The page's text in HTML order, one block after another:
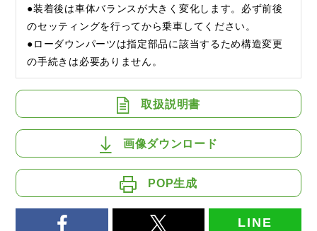
●装着後は車体バランスが大きく変化します。必ず前後
のセッティングを行ってから乗車してください。
●ローダウンパーツは指定部品に該当するため構造変更
の手続きは必要ありません。
取扱説明書
画像ダウンロード
POP生成
LINE